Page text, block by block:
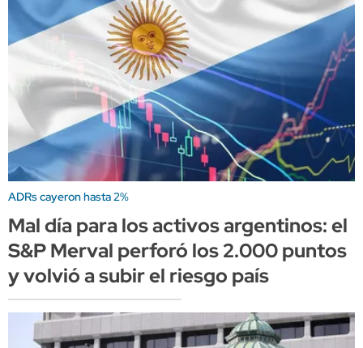
ADRs cayeron hasta 2%
Mal día para los activos argentinos: el
S&P Merval perforó los 2.000 puntos
y volvió a subir el riesgo país